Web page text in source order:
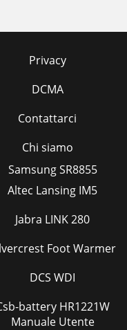
Privacy
DCMA
Contattarci
Chi siamo
Samsung SR8855
Altec Lansing IM5
Jabra LINK 280
Foot Warmer
DCS WDI
battery HR1221W
Manuale Utente